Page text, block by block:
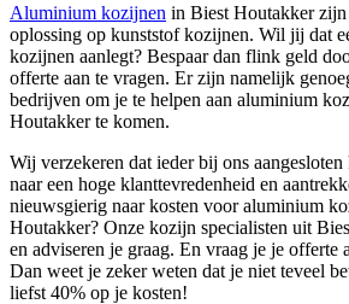
Aluminium kozijnen in Biest Houtakker zijn
oplossing op kunststof kozijnen. Wil jij dat
kozijnen aanlegt? Bespaar dan flink geld
offerte aan te vragen. Er zijn namelijk
bedrijven om je te helpen aan aluminium
Houtakker te komen.
Wij verzekeren dat ieder bij ons
naar een hoge klanttevredenheid en
nieuwsgierig naar kosten voor aluminium
Houtakker? Onze kozijn specialisten uit
en adviseren je graag. En vraag je je offerte
Dan weet je zeker weten dat je niet teveel
liefst 40% op je kosten!